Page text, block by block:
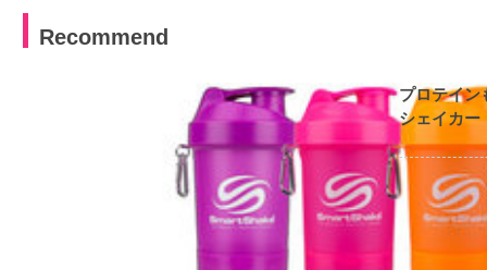
Recommend
プロテイン
シェイカー